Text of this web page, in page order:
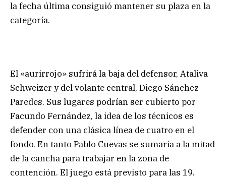
la fecha última consiguió mantener su plaza en la
categoría.
El «aurirrojo» sufrirá la baja del defensor, Ataliva
Schweizer y del volante central, Diego Sánchez
Paredes. Sus lugares podrían ser cubierto por
Facundo Fernández, la idea de los técnicos es
defender con una clásica línea de cuatro en el
fondo. En tanto Pablo Cuevas se sumaría a la mitad
de la cancha para trabajar en la zona de
contención. El juego está previsto para las 19.